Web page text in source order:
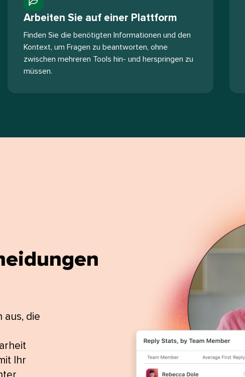
Arbeiten Sie auf einer Plattform​​
Finden Sie die benötigten Informationen und den
Kontext, um Fragen zu beantworten, ohne
zwischen mehreren Tools hin- und herspringen zu
müssen.​​
aus, die
Ihr